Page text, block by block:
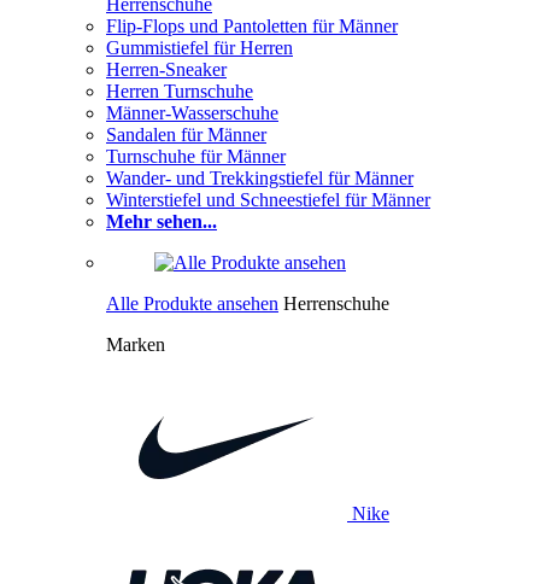
Herrenschuhe
Flip-Flops und Pantoletten für Männer
Gummistiefel für Herren
Herren-Sneaker
Herren Turnschuhe
Männer-Wasserschuhe
Sandalen für Männer
Turnschuhe für Männer
Wander- und Trekkingstiefel für Männer
Winterstiefel und Schneestiefel für Männer
Mehr sehen...
Alle Produkte ansehen Herrenschuhe
Marken
Nike